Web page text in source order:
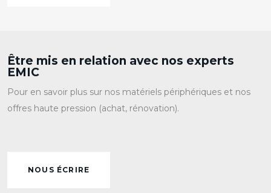
Être mis en relation avec nos experts
EMIC
Pour en savoir plus sur nos matériels périphériques et nos
offres haute pression (achat, rénovation).
NOUS ÉCRIRE